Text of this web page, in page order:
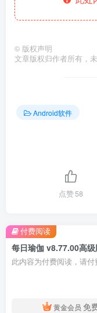
© 版权声明
文章版权归作者所有，
Android软件
点赞58
每日瑜伽 v8.77.00高级
此内容为付费阅读，请
黄金会员 免
付费阅读